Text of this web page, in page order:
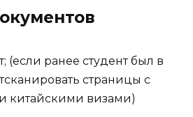
(если ранее студент был в
страницы с
китайскими визами)